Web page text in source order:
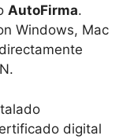
AutoFirma.
Windows, Mac
digital